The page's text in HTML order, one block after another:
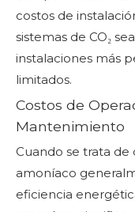
costos de
sistemas de CO₂
instalaciones más
limitados.
Costos de
Mantenimiento
Cuando se trata de
amoníaco
eficiencia